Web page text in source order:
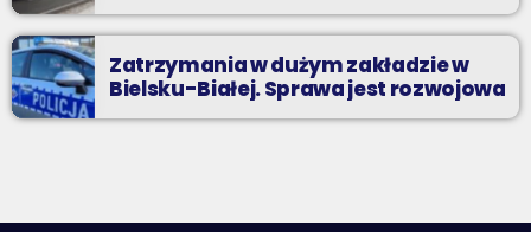
Zatrzymania w dużym zakładzie w
Bielsku-Białej. Sprawa jest rozwojowa